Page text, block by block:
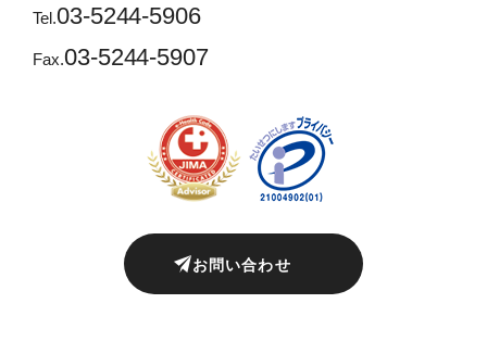
Tel.03-5244-5906
Fax.03-5244-5907
お問い合わせ